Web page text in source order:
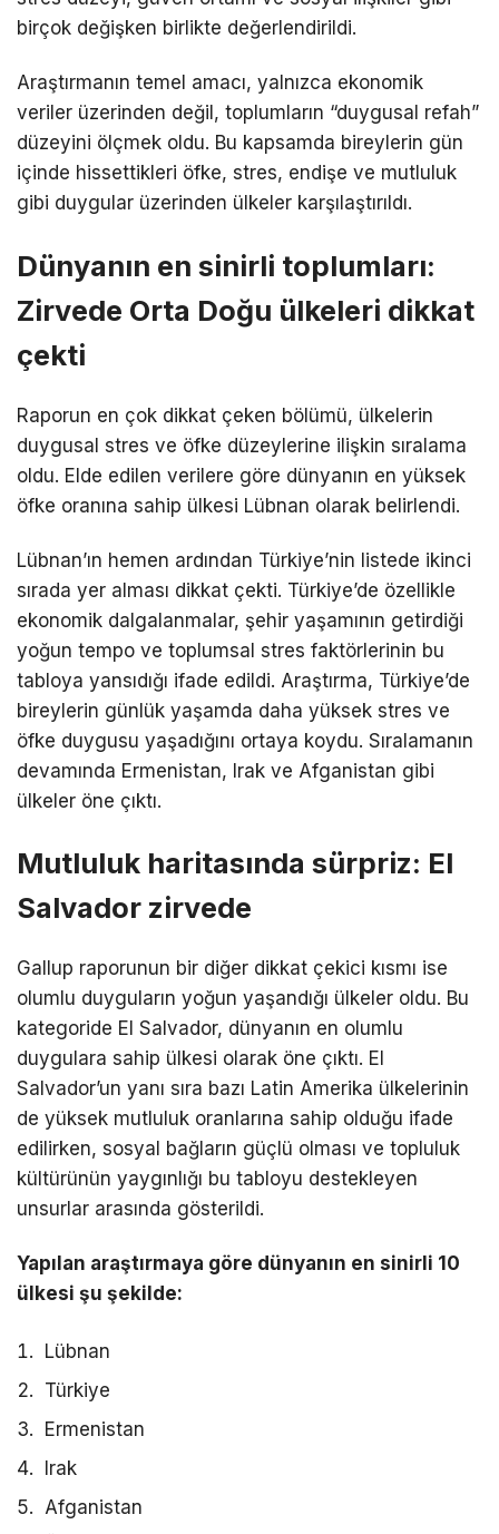
birçok değişken birlikte değerlendirildi.
Araştırmanın temel amacı, yalnızca ekonomik
veriler üzerinden değil, toplumların “duygusal refah”
düzeyini ölçmek oldu. Bu kapsamda bireylerin gün
içinde hissettikleri öfke, stres, endişe ve mutluluk
gibi duygular üzerinden ülkeler karşılaştırıldı.
Dünyanın en sinirli toplumları:
Zirvede Orta Doğu ülkeleri dikkat
çekti
Raporun en çok dikkat çeken bölümü, ülkelerin
duygusal stres ve öfke düzeylerine ilişkin sıralama
oldu. Elde edilen verilere göre dünyanın en yüksek
öfke oranına sahip ülkesi Lübnan olarak belirlendi.
Lübnan’ın hemen ardından Türkiye’nin listede ikinci
sırada yer alması dikkat çekti. Türkiye’de özellikle
ekonomik dalgalanmalar, şehir yaşamının getirdiği
yoğun tempo ve toplumsal stres faktörlerinin bu
tabloya yansıdığı ifade edildi. Araştırma, Türkiye’de
bireylerin günlük yaşamda daha yüksek stres ve
öfke duygusu yaşadığını ortaya koydu. Sıralamanın
devamında Ermenistan, Irak ve Afganistan gibi
ülkeler öne çıktı.
Mutluluk haritasında sürpriz: El
Salvador zirvede
Gallup raporunun bir diğer dikkat çekici kısmı ise
olumlu duyguların yoğun yaşandığı ülkeler oldu. Bu
kategoride El Salvador, dünyanın en olumlu
duygulara sahip ülkesi olarak öne çıktı. El
Salvador’un yanı sıra bazı Latin Amerika ülkelerinin
de yüksek mutluluk oranlarına sahip olduğu ifade
edilirken, sosyal bağların güçlü olması ve topluluk
kültürünün yaygınlığı bu tabloyu destekleyen
unsurlar arasında gösterildi.
Yapılan araştırmaya göre dünyanın en sinirli 10
ülkesi şu şekilde:
Lübnan
Türkiye
Ermenistan
Irak
Afganistan